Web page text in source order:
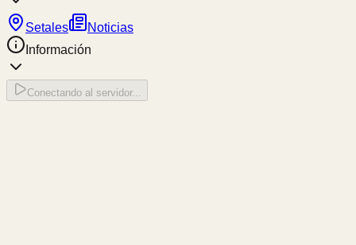
Setales
Noticias
Información
Conectando al servidor...